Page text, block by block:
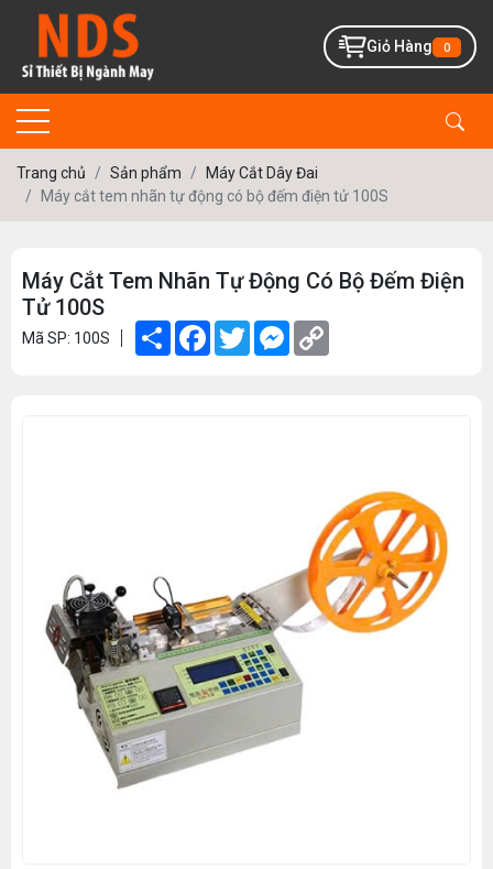
Giỏ Hàng 0
Trang chủ Sản phẩm
Máy Cắt Dây Đai
Máy cắt tem nhãn tự động có bộ đếm điện tử 100S
Máy Cắt Tem Nhãn Tự Động Có Bộ Đếm Điện
Tử 100S
Mã SP: 100S Share Facebook
TwitterMessenger